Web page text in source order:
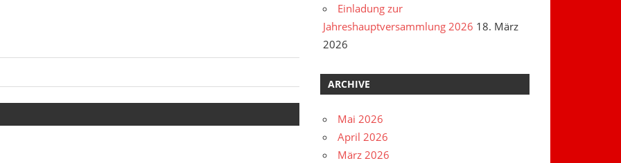
Einladung zur
Jahreshauptversammlung 2026 18. März
2026
ARCHIVE
Mai 2026
April 2026
März 2026